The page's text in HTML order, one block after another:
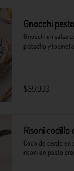
Gnocchi
Gnocchi en salsa
pistacho y tocineta
$39.900
Risoni codillo
Codo de cerdo en
risoni en pesto